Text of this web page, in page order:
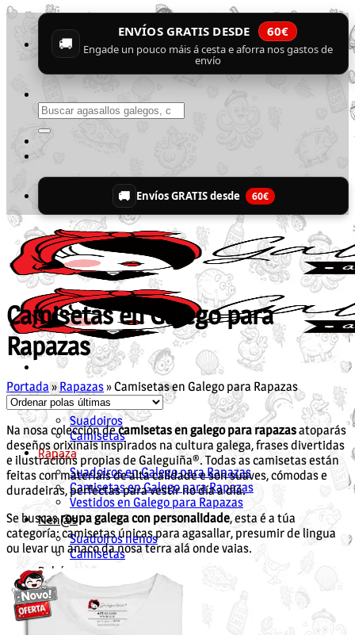
Skip
content
🚚
ENVÍOS GRATIS DESDE 60€
Engade un pouco máis á cesta e aforra nos gastos de
envío
Buscar
por:
🚚 Envíos GRATIS desde 60€
Unisex
Suadoiros
Camisetas
Rapaza
Suadoiros en Galego para Rapazas
Camisetas en Galego para Rapazas
Vestidos en Galego para Rapazas
Nen@s
Suadoiros nenos
Camisetas
Bebés
Bodies
Camisetas
cuncas
Camisetas en Galego para
Rapazas
Portada »Rapazas »Camisetas en Galego para Rapazas
Na nosa colección decamisetas en galego para rapazasatoparás
deseños orixinais inspirados na cultura galega, frases divertidas
e ilustracións propias de Galeguiña®. Todas as camisetas están
feitas con materiais de alta calidade e son suaves, cómodas e
duradeiras, perfectas para vestir no día a día.
Se buscasroupa galega con personalidade, esta é a túa
categoría: camisetas únicas para agasallar, presumir de lingua
ou levar un anaco da nosa terra alá onde vaias.